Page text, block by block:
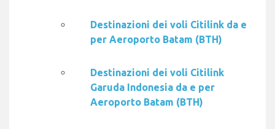
Destinazioni dei voli Citilink da e
per Aeroporto Batam (BTH)
Destinazioni dei voli Citilink
Garuda Indonesia da e per
Aeroporto Batam (BTH)